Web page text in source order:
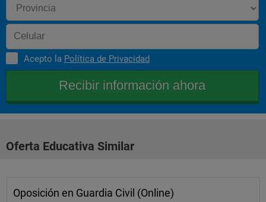
Acepto la Política de Privacidad
Oferta Educativa Similar
Oposición en Guardia Civil (Online)